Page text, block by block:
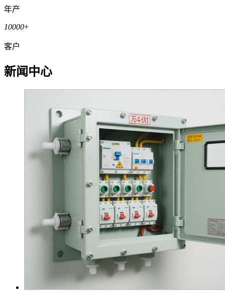
年产
10000+
客户
新闻中心